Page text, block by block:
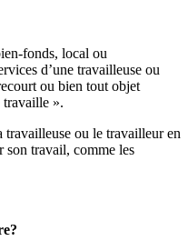
fonds, local ou
d’une travailleuse ou
ou bien tout objet
travaille ».
travailleuse ou le travailleur en
son travail, comme les